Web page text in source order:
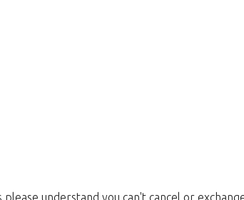
understand you can't cancel or